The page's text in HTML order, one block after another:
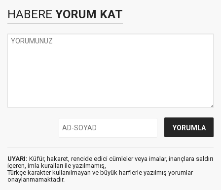
HABERE YORUM KAT
UYARI: Küfür, hakaret, rencide edici cümleler veya imalar, inançlara saldırı
içeren, imla kuralları ile yazılmamış,
Türkçe karakter kullanılmayan ve büyük harflerle yazılmış yorumlar
onaylanmamaktadır.